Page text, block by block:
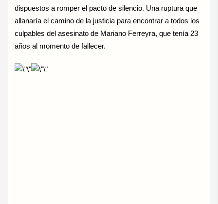
dispuestos a romper el pacto de silencio. Una ruptura que
allanaría el camino de la justicia para encontrar a todos los
culpables del asesinato de Mariano Ferreyra, que tenía 23
años al momento de fallecer.